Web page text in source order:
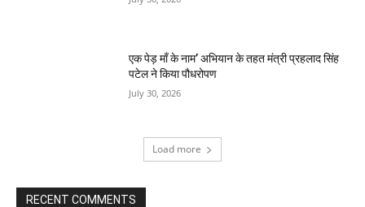
एक पेड़ माँ के नाम’ अभियान के तहत मंत्री प्रहलाद सिंह
पटेल ने किया पौधरोपण
July 30, 2026
Load more
RECENT COMMENTS